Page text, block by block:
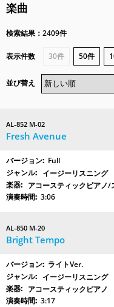
楽曲
検索結果：2409件
表示件数 30件 50件
並び替え
AL-852 M-02
Fresh Avenue
Full
イージーリスニング
アコースティックピアノ
3:06
AL-850 M-20
Bright Tempo
ライトVer.
イージーリスニング
アコースティックピアノ
3:17